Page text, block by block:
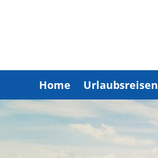
Home Urlaubsreisen